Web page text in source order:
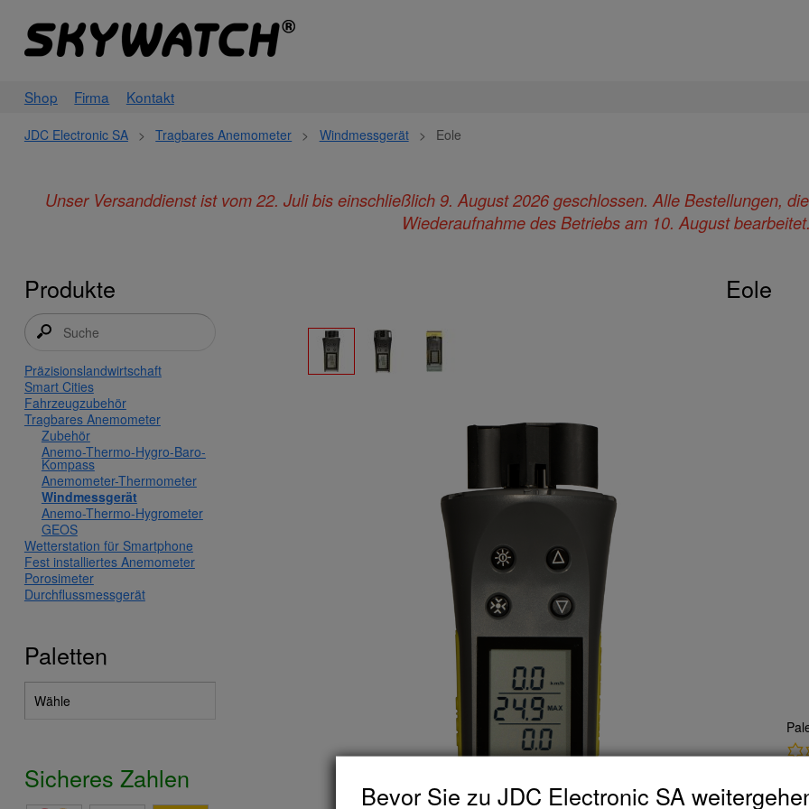
Shop Firma Kontakt
JDC Electronic SA > Tragbares Anemometer > Windmessgerät > Eole
Unser Versanddienst ist vom 22. Juli bis einschließlich 9. August 2026 geschlossen. Alle Bestellungen,
Wiederaufnahme des Betriebs am 10. August bearbeitet.
Produkte
Präzisionslandwirtschaft
Smart Cities
Fahrzeugzubehör
Tragbares Anemometer
Zubehör
Anemo-Thermo-Hygro-Baro-
Kompass
Anemometer-Thermometer
Windmessgerät
Anemo-Thermo-Hygrometer
GEOS
Wetterstation für Smartphone
Fest installiertes Anemometer
Porosimeter
Durchflussmessgerät
Paletten
Sicheres Zahlen
Eole
Bevor Sie zu JDC Electronic SA